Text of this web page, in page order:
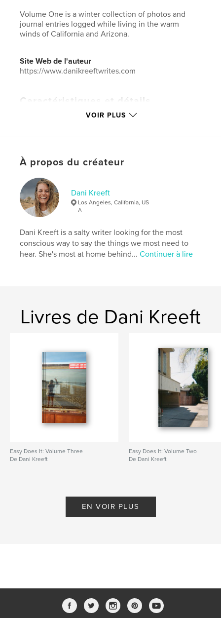
Volume One is a winter collection of photos and
journal entries logged while living in the warm
winds of California and Arizona.
Site Web de l'auteur
https://www.danikreeftwrites.com
Caractéristiques et détails
Catégorie principale: Voyages
Format choisi:13×20 cm
# de pages: 60
ISBN
Couverture souple: 9798210284679
Date de publication:mai 02, 2022
Langue
Mots-clés
film photography , writing , travel
VOIR PLUS
À propos du créateur
Dani Kreeft
Los Angeles, California, US
A
Dani Kreeft is a salty writer looking for the most
conscious way to say the things we most need to
hear. She's most at home behind...Continuer à lire
Livres de Dani Kreeft
Easy Does It: Volume Three
De Dani Kreeft
Easy Does It: Volume Two
De Dani Kreeft
EN VOIR PLUS